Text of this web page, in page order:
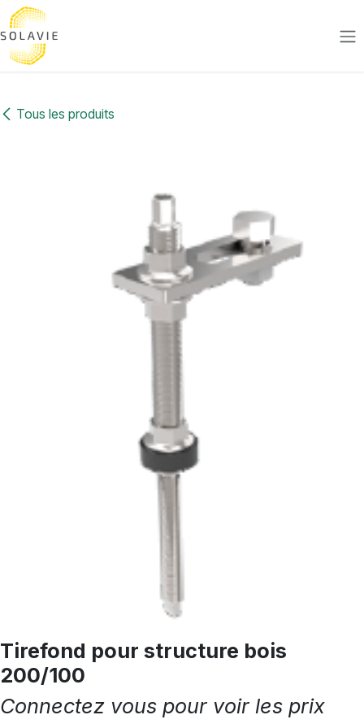
Se rendre au contenu
Tous les produits
Tirefond pour structure bois
200/100
Connectez vous pour voir les prix